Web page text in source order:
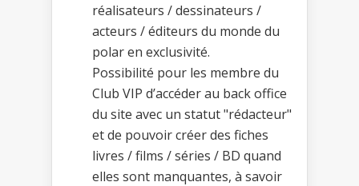
réalisateurs / dessinateurs /
acteurs / éditeurs du monde du
polar en exclusivité.
Possibilité pour les membre du
Club VIP d’accéder au back office
du site avec un statut "rédacteur"
et de pouvoir créer des fiches
livres / films / séries / BD quand
elles sont manquantes, à savoir